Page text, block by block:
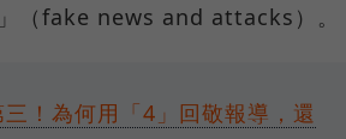
（fake news and attacks）。
！為何用「4」回敬報導，還